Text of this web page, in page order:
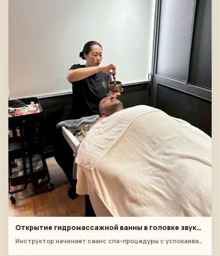
Открытие гидромассажной ванны в головке звуковой чаши
Инструктор начинает сеанс спа-процедуры с успокаивающего ритуала звуковой чаши рядом с лечебной чашей.